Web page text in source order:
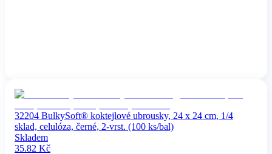
32204 BulkySoft® koktejlové ubrousky, 24 x 24 cm, 1/4
sklad, celulóza, černé, 2-vrst. (100 ks/bal)
Skladem
35.82 Kč